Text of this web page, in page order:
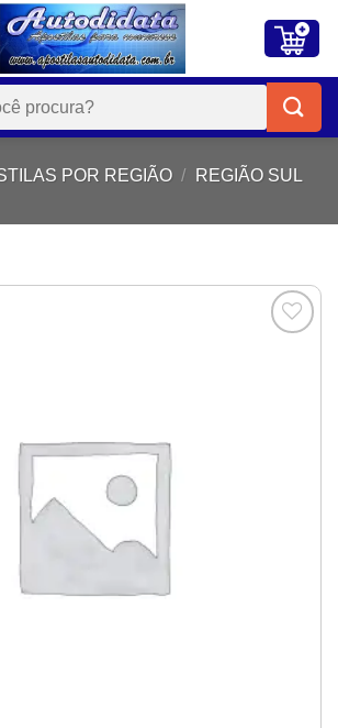
POR REGIÃO / REGIÃO SUL
Add to